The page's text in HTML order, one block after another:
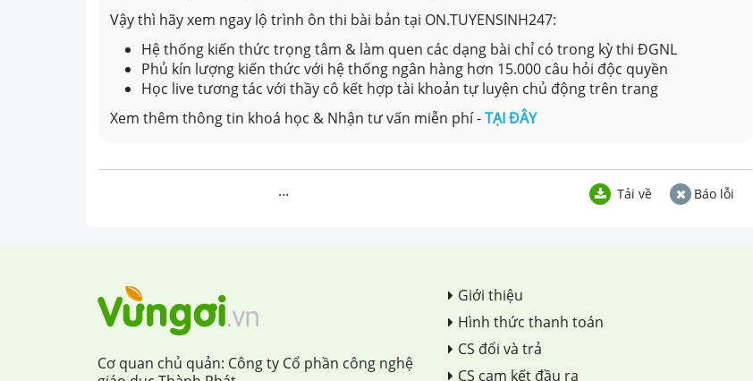
Vậy thì hãy xem ngay lộ trình ôn thi bài bản tại ON.TUYENSINH247:
Hệ thống kiến thức trọng tâm & làm quen các dạng bài chỉ có trong kỳ thi ĐGNL
Phủ kín lượng kiến thức với hệ thống ngân hàng hơn 15.000 câu hỏi độc quyền
Học live tương tác với thầy cô kết hợp tài khoản tự luyện chủ động trên trang
Xem thêm thông tin khoá học & Nhận tư vấn miễn phí -TẠI ĐÂY
... Tải về Báo lỗi
Cơ quan chủ quản: Công ty Cổ phần công nghệ
Giới thiệu
Hình thức thanh toán
CS đổi và trả
CS cam kết đầu ra